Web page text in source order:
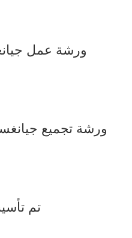
ورشة عمل
ورشة تجميع
تم